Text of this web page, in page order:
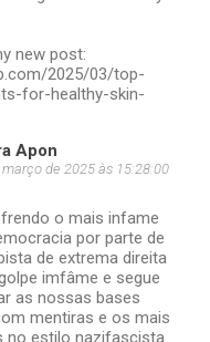
new post:
2025/03/top-
for-healthy-skin-
Apon
de 2025 às 15:28:00
o mais infame
por parte de
de extrema direita
imfâme e segue
as nossas bases
mentiras e os mais
no estilo nazifascista.